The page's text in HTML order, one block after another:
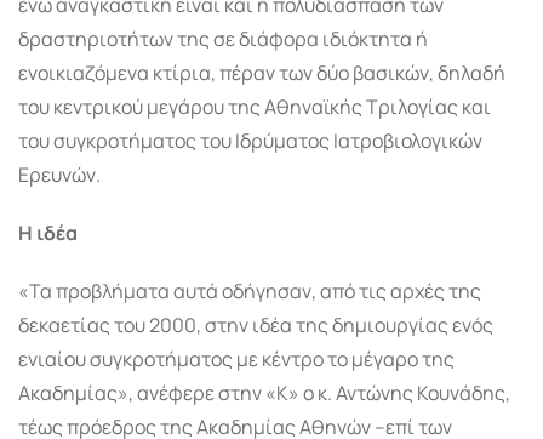
δραστηριοτήτων της σε διάφορα ιδιόκτητα ή
ενοικιαζόμενα κτίρια, πέραν των δύο βασικών, δηλαδή
του κεντρικού μεγάρου της Αθηναϊκής Τριλογίας και
του συγκροτήματος του Ιδρύματος Ιατροβιολογικών
Ερευνών.
Η ιδέα
«Τα προβλήματα αυτά οδήγησαν, από τις αρχές της
δεκαετίας του 2000, στην ιδέα της δημιουργίας ενός
ενιαίου συγκροτήματος με κέντρο το μέγαρο της
Ακαδημίας», ανέφερε στην «Κ» ο κ. Αντώνης Κουνάδης,
τέως πρόεδρος της Ακαδημίας Αθηνών –επί των